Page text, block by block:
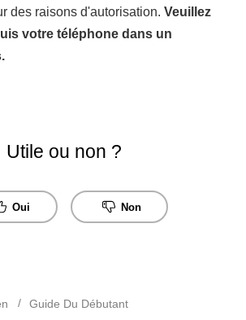
des raisons d'autorisation.Veuillez
votre téléphone dans un
Utile ou non ?
Oui Non
Guide Du Débutant